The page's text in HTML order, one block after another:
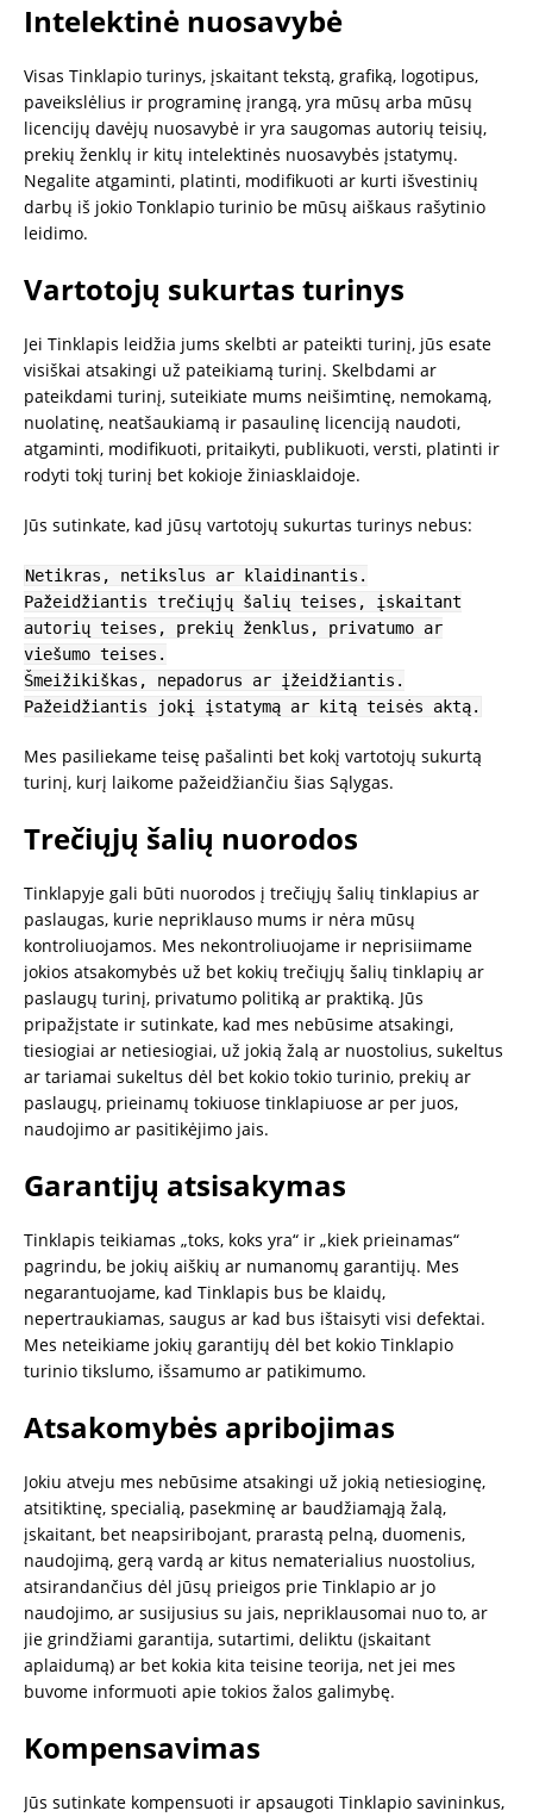
Intelektinė nuosavybė
Visas Tinklapio turinys, įskaitant tekstą, grafiką, logotipus,
paveikslėlius ir programinę įrangą, yra mūsų arba mūsų
licencijų davėjų nuosavybė ir yra saugomas autorių teisių,
prekių ženklų ir kitų intelektinės nuosavybės įstatymų.
Negalite atgaminti, platinti, modifikuoti ar kurti išvestinių
darbų iš jokio Tonklapio turinio be mūsų aiškaus rašytinio
leidimo.
Vartotojų sukurtas turinys
Jei Tinklapis leidžia jums skelbti ar pateikti turinį, jūs esate
visiškai atsakingi už pateikiamą turinį. Skelbdami ar
pateikdami turinį, suteikiate mums neišimtinę, nemokamą,
nuolatinę, neatšaukiamą ir pasaulinę licenciją naudoti,
atgaminti, modifikuoti, pritaikyti, publikuoti, versti, platinti ir
rodyti tokį turinį bet kokioje žiniasklaidoje.
Jūs sutinkate, kad jūsų vartotojų sukurtas turinys nebus:
Netikras, netikslus ar klaidinantis.
Pažeidžiantis trečiųjų šalių teises, įskaitant
autorių teises, prekių ženklus, privatumo ar
viešumo teises.
Šmeižikiškas, nepadorus ar įžeidžiantis.
Pažeidžiantis jokį įstatymą ar kitą teisės aktą.
Mes pasiliekame teisę pašalinti bet kokį vartotojų sukurtą
turinį, kurį laikome pažeidžiančiu šias Sąlygas.
Trečiųjų šalių nuorodos
Tinklapyje gali būti nuorodos į trečiųjų šalių tinklapius ar
paslaugas, kurie nepriklauso mums ir nėra mūsų
kontroliuojamos. Mes nekontroliuojame ir neprisiimame
jokios atsakomybės už bet kokių trečiųjų šalių tinklapių ar
paslaugų turinį, privatumo politiką ar praktiką. Jūs
pripažįstate ir sutinkate, kad mes nebūsime atsakingi,
tiesiogiai ar netiesiogiai, už jokią žalą ar nuostolius, sukeltus
ar tariamai sukeltus dėl bet kokio tokio turinio, prekių ar
paslaugų, prieinamų tokiuose tinklapiuose ar per juos,
naudojimo ar pasitikėjimo jais.
Garantijų atsisakymas
Tinklapis teikiamas „toks, koks yra“ ir „kiek prieinamas“
pagrindu, be jokių aiškių ar numanomų garantijų. Mes
negarantuojame, kad Tinklapis bus be klaidų,
nepertraukiamas, saugus ar kad bus ištaisyti visi defektai.
Mes neteikiame jokių garantijų dėl bet kokio Tinklapio
turinio tikslumo, išsamumo ar patikimumo.
Atsakomybės apribojimas
Jokiu atveju mes nebūsime atsakingi už jokią netiesioginę,
atsitiktinę, specialią, pasekminę ar baudžiamąją žalą,
įskaitant, bet neapsiribojant, prarastą pelną, duomenis,
naudojimą, gerą vardą ar kitus nematerialius nuostolius,
atsirandančius dėl jūsų prieigos prie Tinklapio ar jo
naudojimo, ar susijusius su jais, nepriklausomai nuo to, ar
jie grindžiami garantija, sutartimi, deliktu (įskaitant
aplaidumą) ar bet kokia kita teisine teorija, net jei mes
buvome informuoti apie tokios žalos galimybę.
Kompensavimas
Jūs sutinkate kompensuoti ir apsaugoti Tinklapio savininkus,